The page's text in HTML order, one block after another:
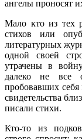
ангелы проносят
Мало кто из тех
стихов или
литературных
одной своей
утрачены в
далеко не все
пробовавших
свидетельства
писали стихи.
Кто-то из